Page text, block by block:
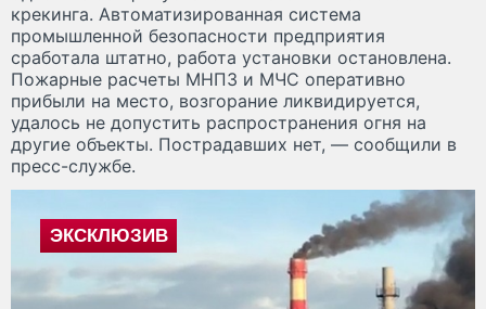
крекинга. Автоматизированная система
промышленной безопасности предприятия
сработала штатно, работа установки остановлена.
Пожарные расчеты МНПЗ и МЧС оперативно
прибыли на место, возгорание ликвидируется,
удалось не допустить распространения огня на
другие объекты. Пострадавших нет, — сообщили в
пресс-службе.